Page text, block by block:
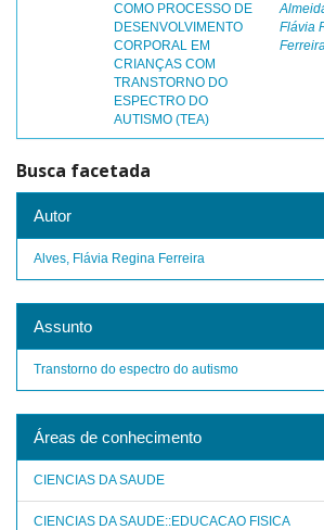
COMO PROCESSO DE
DESENVOLVIMENTO
CORPORAL EM
CRIANÇAS COM
TRANSTORNO DO
ESPECTRO DO
AUTISMO (TEA)
Flávia
Busca facetada
Autor
Alves, Flávia Regina Ferreira
Assunto
Transtorno do espectro do autismo
Áreas de conhecimento
CIENCIAS DA SAUDE
CIENCIAS DA SAUDE::EDUCACAO FISICA